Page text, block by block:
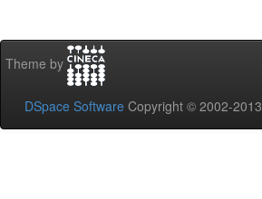
Theme by
DSpace Software Copyright © 2002-2013